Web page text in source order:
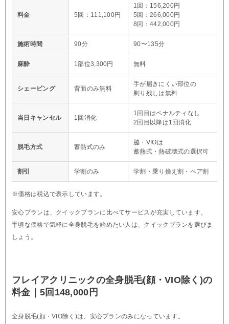
料金 5回：111,100円
1回：156,200円
5回：266,000円
8回：442,000円
施術時間 90分 90〜135分
麻酔 1部位3,300円 無料
シェービング 背面のみ無料
手が届きにくい部位の
剃り残しは無料
当日キャンセル 1回消化
1回目はペナルティなし
2回目以降は1回消化
脱毛方式 蓄熱式のみ
脇・VIOは
蓄熱式・熱破壊式の選択可
割引 学割のみ 学割・乗り換え割・ペア割
※価格は税込で表示しています。
安心プランは、クイックプランに比べてサービスが充実しています。
手頃な価格で気軽に全身脱毛を始めたい人は、クイックプランを選びま
しょう。
フレイアクリニックの全身脱毛(顔・VIO除く)の
料金｜5回148,000円
全身脱毛(顔・VIO除く)は、安心プランのみになっています。